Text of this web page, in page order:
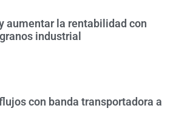
aumentar la rentabilidad con
industrial
con banda transportadora a